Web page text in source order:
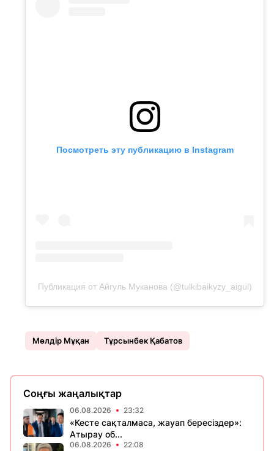
Посмотреть эту публикацию в Instagram
Публикация от Айгуль Муканова (@tulkibaikyzy_aigul)
Мөлдір Мұқан Тұрсынбек Қабатов
Соңғы жаңалықтар
06.08.2026 23:32
«Кесте сақталмаса, жауап бересіздер»:
Атырау об...
06.08.2026 22:08